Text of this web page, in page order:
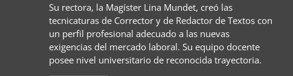
Su rectora, la Magíster Lina Mundet, creó las
tecnicaturas de Corrector y de Redactor de Textos con
un perfil profesional adecuado a las nuevas
exigencias del mercado laboral. Su equipo docente
posee nivel universitario de reconocida trayectoria.